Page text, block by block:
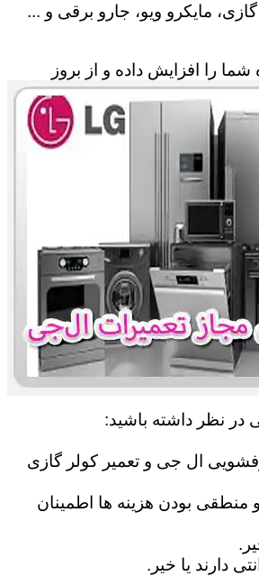
مایکرو ویو، جارو برقی و ...
را افزایش داده و از بروز
در نظر داشته باشید:
ال جی و تعمیر کولر گازی
منطقی بودن هزینه ها اطمینان
دارند یا خیر.